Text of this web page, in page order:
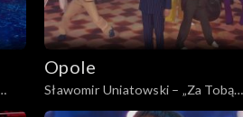
Opole
Sławomir Uniatowski – „Za Tobą
pójdę jak na bal”. 62. KFPP: